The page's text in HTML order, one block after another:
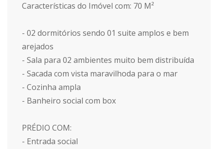
Características do Imóvel com: 70 M²
- 02 dormitórios sendo 01 suite amplos e bem
arejados
- Sala para 02 ambientes muito bem distribuída
- Sacada com vista maravilhoda para o mar
- Cozinha ampla
- Banheiro social com box
PRÉDIO COM:
- Entrada social